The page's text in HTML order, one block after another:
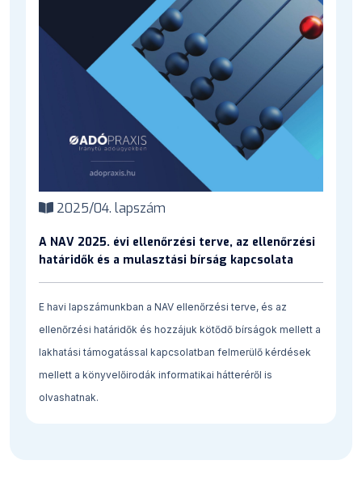
2025/04. lapszám
A NAV 2025. évi ellenőrzési terve, az ellenőrzési
határidők és a mulasztási bírság kapcsolata
E havi lapszámunkban a NAV ellenőrzési terve, és az
ellenőrzési határidők és hozzájuk kötődő bírságok mellett a
lakhatási támogatással kapcsolatban felmerülő kérdések
mellett a könyvelőirodák informatikai hátteréről is
olvashatnak.